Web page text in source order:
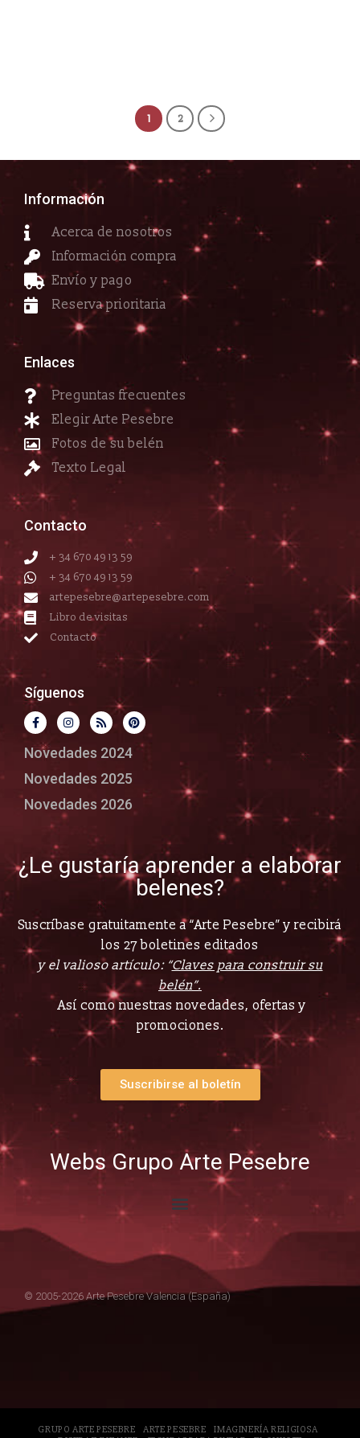
1 2
Información
Acerca de nosotros
Información compra
Envío y pago
Reserva prioritaria
Enlaces
Preguntas frecuentes
Elegir Arte Pesebre
Fotos de su belén
Texto Legal
Contacto
+ 34 670 49 13 59
+ 34 670 49 13 59
artepesebre@artepesebre.com
Libro de visitas
Contacto
Síguenos
Novedades 2024
Novedades 2025
Novedades 2026
¿Le gustaría aprender a elaborar
belenes?
Suscríbase gratuitamente a “Arte Pesebre” y recibirá
los 27 boletines editados
y el valioso artículo: “Claves para construir su
belén”.
Así como nuestras novedades, ofertas y
promociones.
Suscribirse al boletín
Webs Grupo Arte Pesebre
© 2005-2026 Arte Pesebre Valencia (España)
GRUPO ARTE PESEBRE ARTE PESEBRE
IMAGINERÍA RELIGIOSA